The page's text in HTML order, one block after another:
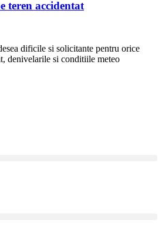
teren accidentat
dificile si solicitante pentru orice
denivelarile si conditiile meteo